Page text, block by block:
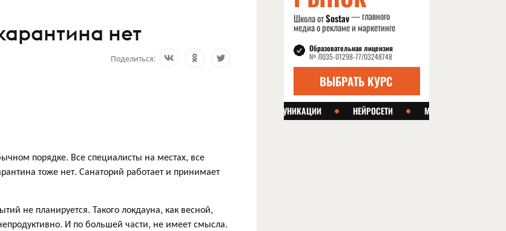
нет
Поделиться:
порядке. Все специалисты на местах, все
тоже нет. Санаторий работает и принимает
не планируется. Такого локдауна, как весной,
И по большей части, не имеет смысла.